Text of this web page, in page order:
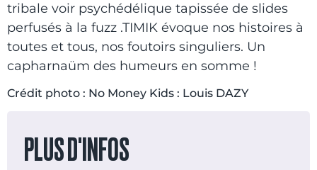
tribale voir psychédélique tapissée de slides
perfusés à la fuzz .TIMIK évoque nos histoires à
toutes et tous, nos foutoirs singuliers. Un
capharnaüm des humeurs en somme !
Crédit photo : No Money Kids : Louis DAZY
PLUS D'INFOS